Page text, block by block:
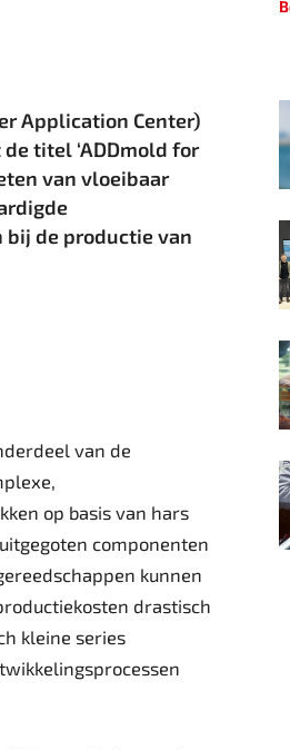
Application Center)
titel ‘ADDmold for
van vloeibaar
bij de productie van
van de
op basis van hars
componenten
kunnen
drastisch
kleine series